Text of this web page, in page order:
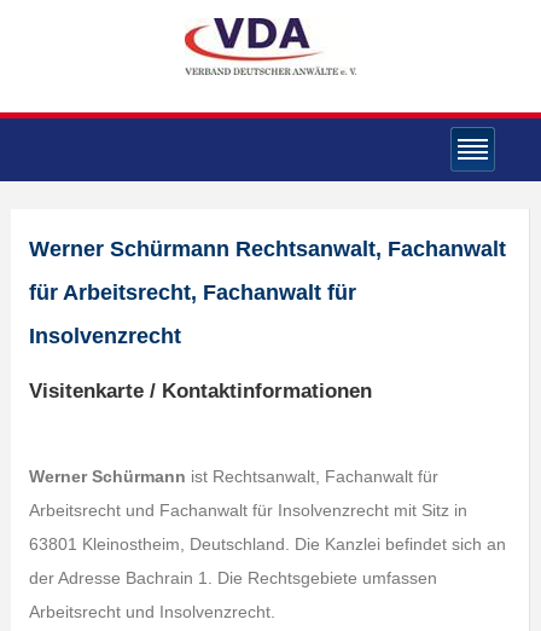
Werner Schürmann Rechtsanwalt, Fachanwalt
für Arbeitsrecht, Fachanwalt für
Insolvenzrecht
Visitenkarte / Kontaktinformationen
Werner Schürmann ist Rechtsanwalt, Fachanwalt für
Arbeitsrecht und Fachanwalt für Insolvenzrecht mit Sitz in
63801 Kleinostheim, Deutschland. Die Kanzlei befindet sich an
der Adresse Bachrain 1. Die Rechtsgebiete umfassen
Arbeitsrecht und Insolvenzrecht.